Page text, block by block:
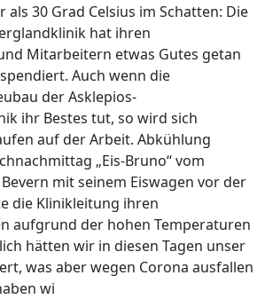
als 30 Grad Celsius im Schatten: Die
hat ihren
Mitarbeitern etwas Gutes getan
Auch wenn die
der Asklepios-
ihr Bestes tut, so wird sich
auf der Arbeit. Abkühlung
„Eis-Bruno“ vom
mit seinem Eiswagen vor der
die Klinikleitung ihren
aufgrund der hohen Temperaturen
hätten wir in diesen Tagen unser
was aber wegen Corona ausfallen
wi